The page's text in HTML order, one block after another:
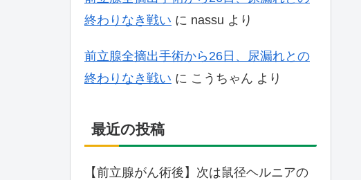
終わりなき戦い に nassu より
前立腺全摘出手術から26日、尿漏れとの
終わりなき戦い に こうちゃん より
最近の投稿
【前立腺がん術後】次は鼠径ヘルニアの